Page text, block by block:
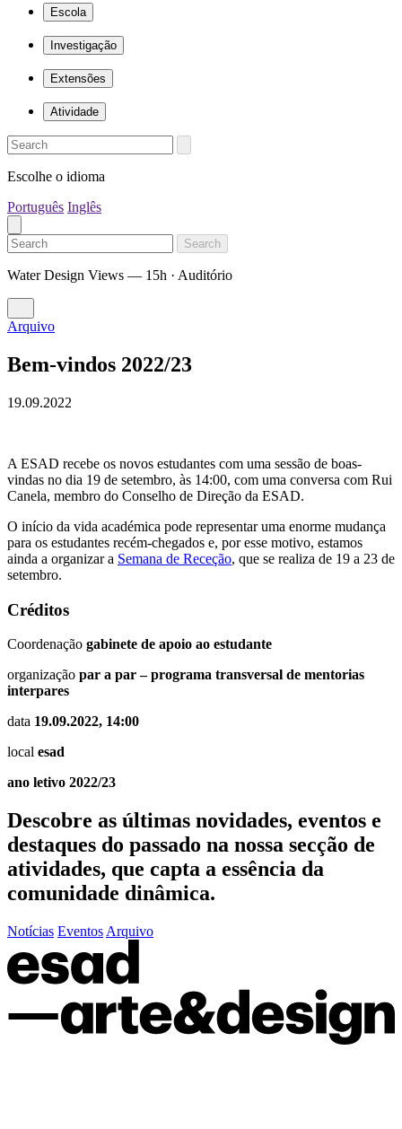
Escola
Investigação
Extensões
Atividade
Escolhe o idioma
Português Inglês
Search
Water Design Views — 15h · Auditório
Arquivo
Bem-vindos 2022/23
19.09.2022
A ESAD recebe os novos estudantes com uma sessão de boas-
vindas no dia 19 de setembro, às 14:00, com uma conversa com Rui
Canela, membro do Conselho de Direção da ESAD.
O início da vida académica pode representar uma enorme mudança
para os estudantes recém-chegados e, por esse motivo, estamos
ainda a organizar a Semana de Receção, que se realiza de 19 a 23 de
setembro.
Créditos
Coordenação gabinete de apoio ao estudante
organização par a par – programa transversal de mentorias
interpares
data 19.09.2022, 14:00
local esad
ano letivo 2022/23
Descobre as últimas novidades, eventos e
destaques do passado na nossa secção de
atividades, que capta a essência da
comunidade dinâmica.
Notícias Eventos Arquivo